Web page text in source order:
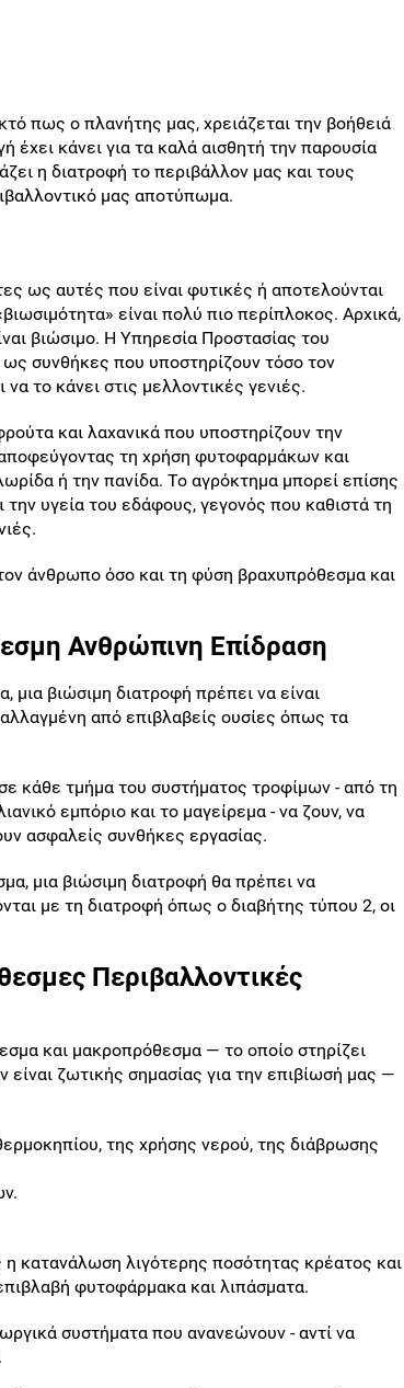
πως ο πλανήτης μας, χρειάζεται την βοήθειά
έχει κάνει για τα καλά αισθητή την παρουσία
η διατροφή το περιβάλλον μας και τους
μας αποτύπωμα.
ως αυτές που είναι φυτικές ή αποτελούνται
είναι πολύ πιο περίπλοκος. Αρχικά,
βιώσιμο. Η Υπηρεσία Προστασίας του
συνθήκες που υποστηρίζουν τόσο τον
το κάνει στις μελλοντικές γενιές.
και λαχανικά που υποστηρίζουν την
τη χρήση φυτοφαρμάκων και
ή την πανίδα. Το αγρόκτημα μπορεί επίσης
την υγεία του εδάφους, γεγονός που καθιστά τη
άνθρωπο όσο και τη φύση βραχυπρόθεσμα και
Ανθρώπινη Επίδραση
μια βιώσιμη διατροφή πρέπει να είναι
από επιβλαβείς ουσίες όπως τα
κάθε τμήμα του συστήματος τροφίμων - από τη
εμπόριο και το μαγείρεμα - να ζουν, να
ασφαλείς συνθήκες εργασίας.
μια βιώσιμη διατροφή θα πρέπει να
με τη διατροφή όπως ο διαβήτης τύπου 2, οι
Περιβαλλοντικές
και μακροπρόθεσμα — το οποίο στηρίζει
ζωτικής σημασίας για την επιβίωσή μας —
της χρήσης νερού, της διάβρωσης
κατανάλωση λιγότερης ποσότητας κρέατος και
φυτοφάρμακα και λιπάσματα.
συστήματα που ανανεώνουν - αντί να